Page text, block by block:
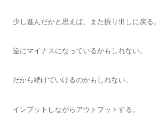
少し進んだかと思えば、また振り出しに戻る。
逆にマイナスになっているかもしれない。
だから続けていけるのかもしれない。
インプットしながらアウトプットする。